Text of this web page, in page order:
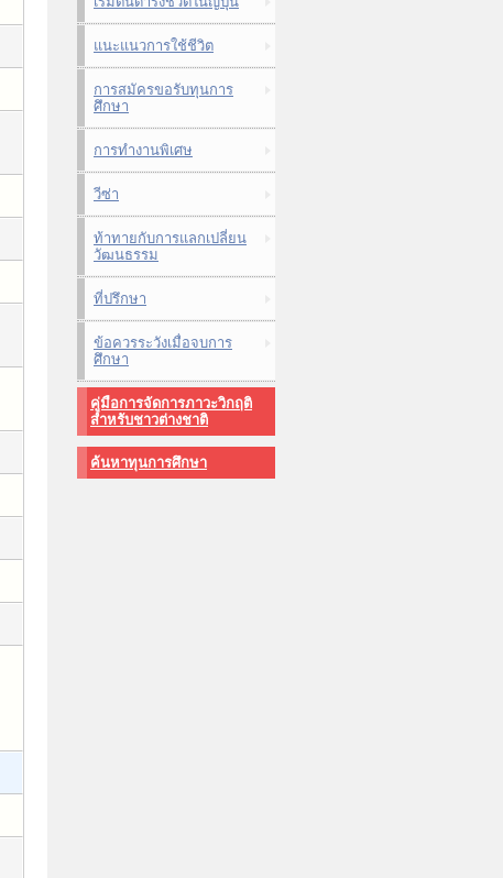
แนะแนวการใช้ชีวิต
การสมัครขอรับทุนการ
ศึกษา
การทำงานพิเศษ
วีซ่า
ท้าทายกับการแลกเปลี่ยน
วัฒนธรรม
ที่ปรึกษา
ข้อควรระวังเมื่อจบการ
ศึกษา
คู่มือการจัดการภาวะวิกฤติ
สำหรับชาวต่างชาติ
ค้นหาทุนการศึกษา